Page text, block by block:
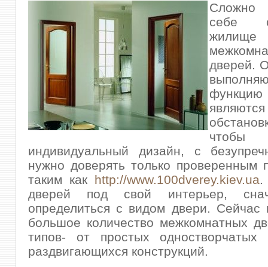
Сложно
себе
дверей.
функцию
чтобы
индивидуальный дизайн, с
нужно доверять только проверенным
таким как http://www.100dverey.kiev.ua.
дверей под свой интерьер,
определиться с видом двери. Сейчас
большое количество межкомнатных
типов- от простых
раздвигающихся конструкций.